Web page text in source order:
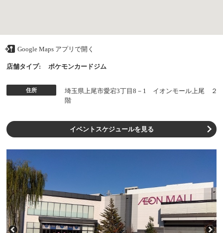
Google Maps アプリで開く
店舗タイプ: ポケモンカードジム
住所
埼玉県上尾市愛宕3丁目8－1 イオンモール上尾 ２
階
イベントスケジュールを見る